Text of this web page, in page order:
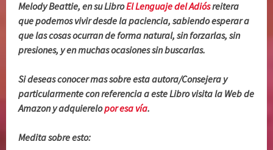
Melody Beattie, en su LibroEl Lenguaje del Adiósreitera
que podemos vivir desde la paciencia, sabiendo esperar a
que las cosas ocurran de forma natural, sin forzarlas, sin
presiones, y en muchas ocasiones sin buscarlas.
Si deseas conocer mas sobre esta autora/Consejera y
particularmente con referencia a este Libro visita la Web de
Amazon y adquierelopor esa vía.
Medita sobre esto: